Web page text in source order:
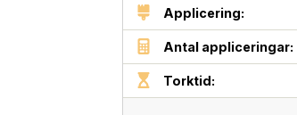
Applicering:
Antal appliceringar:
Torktid: